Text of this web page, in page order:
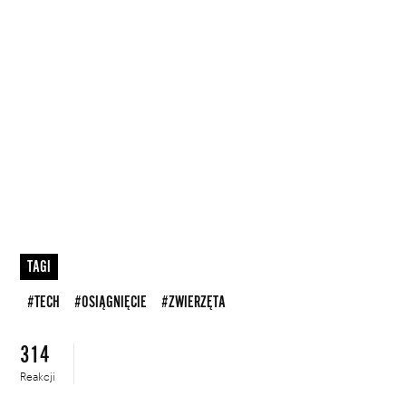
TAGI
#TECH #OSIĄGNIĘCIE #ZWIERZĘTA
314
Reakcji